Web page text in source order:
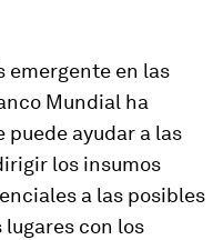
emergente en las
Mundial ha
puede ayudar a las
los insumos
a las posibles
lugares con los